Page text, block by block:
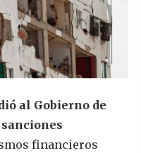
al Gobierno de
financieros